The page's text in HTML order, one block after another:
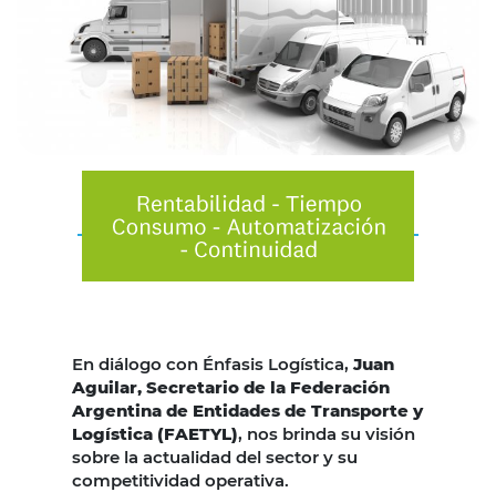
En diálogo con Énfasis Logística, Juan
Aguilar, Secretario de la Federación
Argentina de Entidades de Transporte y
Logística (FAETYL), nos brinda su visión
sobre la actualidad del sector y su
competitividad operativa.